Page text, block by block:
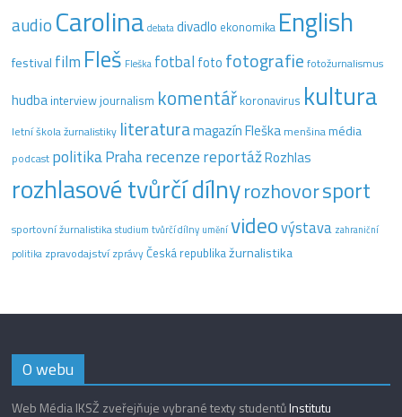
audio Carolina debata divadlo ekonomika English
festival film Fleš Fleška fotbal foto fotografie fotožurnalismus
hudba interview journalism komentář koronavirus kultura
letní škola žurnalistiky literaturamagazín Fleška menšinamédia
podcast politikaPraharecenzereportážRozhlas
rozhlasové tvůrčí dílnyrozhovorsport
sportovní žurnalistika studium tvůrčí dílny uměnívideovýstava zahraniční
politika zpravodajstvízprávyČeská republikažurnalistika
O webu
Web Média IKSŽ zveřejňuje vybrané texty studentůInstitutu